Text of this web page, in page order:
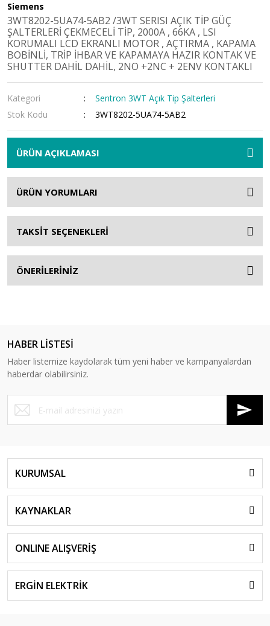
Siemens
3WT8202-5UA74-5AB2 /3WT SERISI AÇIK TİP GÜÇ
ŞALTERLERİ ÇEKMECELİ TİP, 2000A , 66KA , LSI
KORUMALI LCD EKRANLI MOTOR , AÇTIRMA , KAPAMA
BOBİNLİ, TRİP İHBAR VE KAPAMAYA HAZIR KONTAK VE
SHUTTER DAHİL DAHİL, 2NO +2NC + 2ENV KONTAKLI
Kategori
Sentron 3WT Açık Tip Şalterleri
Stok Kodu
3WT8202-5UA74-5AB2
ÜRÜN AÇIKLAMASI
ÜRÜN YORUMLARI
TAKSİT SEÇENEKLERİ
ÖNERİLERİNİZ
HABER LİSTESİ
Haber listemize kaydolarak tüm yeni haber ve kampanyalardan
haberdar olabilirsiniz.
KURUMSAL
KAYNAKLAR
ONLINE ALIŞVERİŞ
ERGİN ELEKTRİK